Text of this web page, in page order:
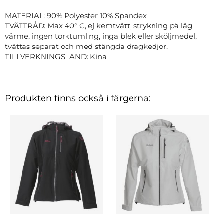
MATERIAL: 90% Polyester 10% Spandex
TVÄTTRÅD: Max 40° C, ej kemtvätt, strykning på låg
värme, ingen torktumling, inga blek eller sköljmedel,
tvättas separat och med stängda dragkedjor.
TILLVERKNINGSLAND: Kina
Produkten finns också i färgerna: